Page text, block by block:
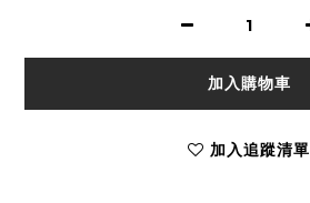
加入購物車
加入追蹤清單